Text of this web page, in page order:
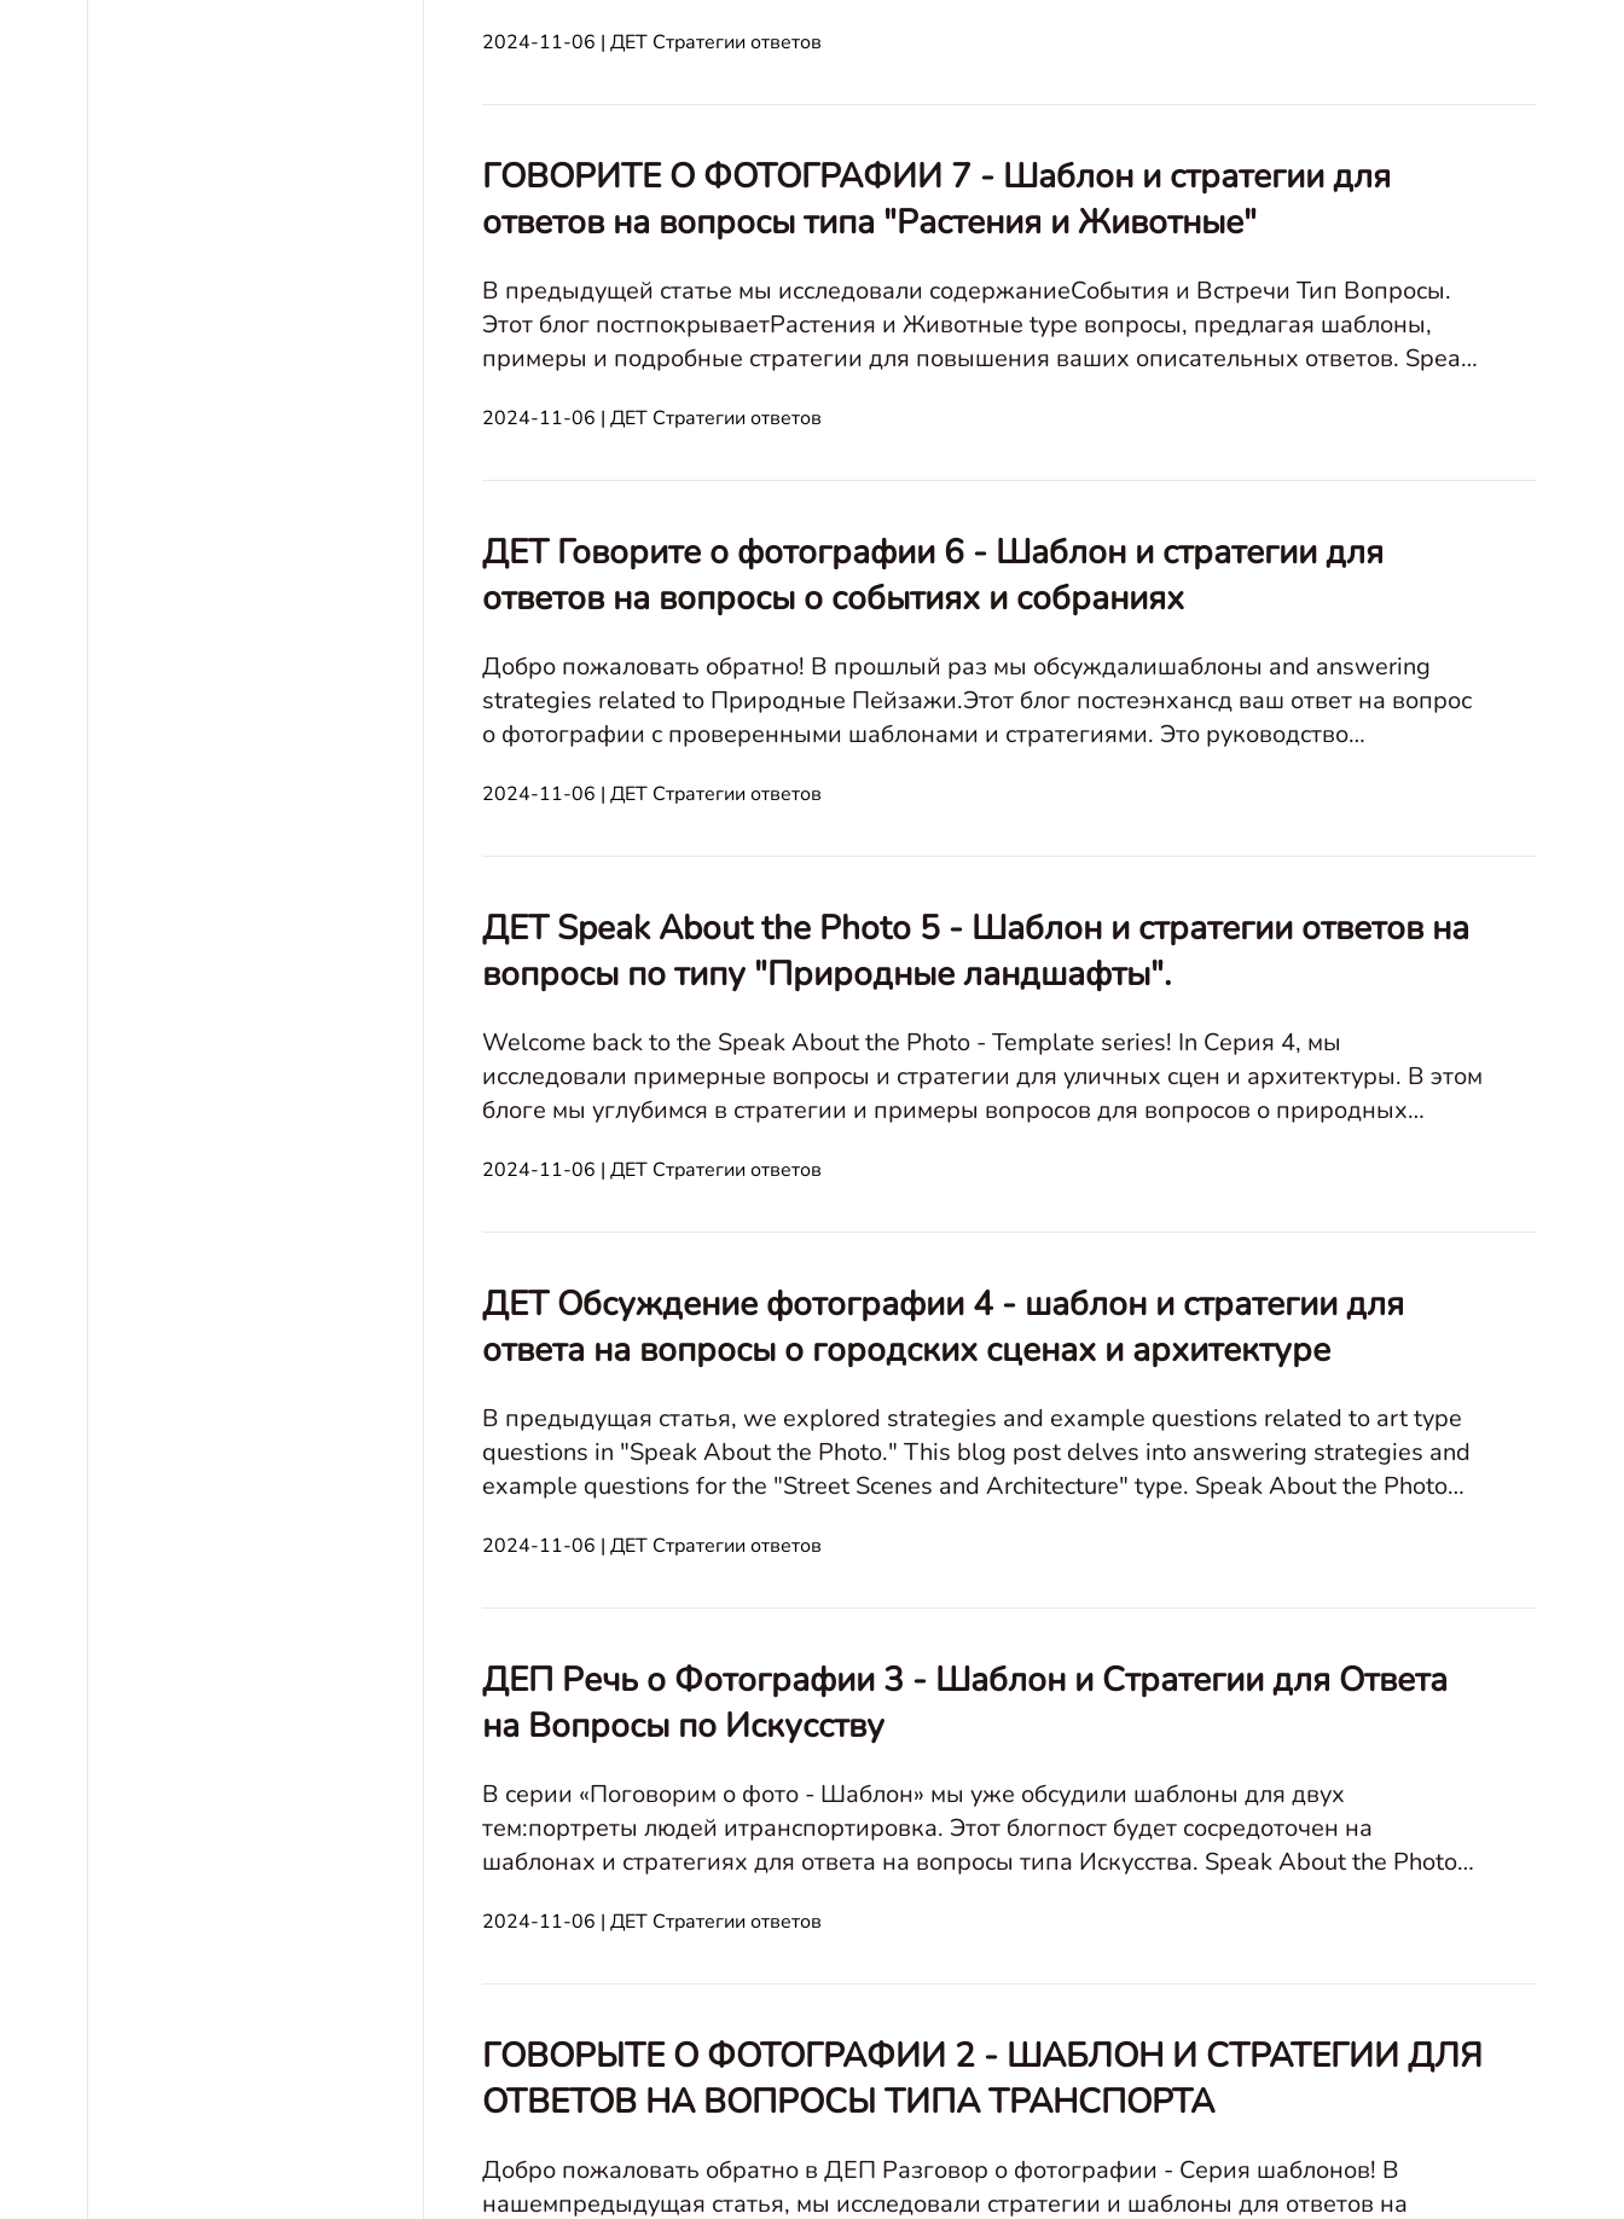
2024-11-06 | ДЕТ Стратегии ответов
ГОВОРИТЕ О ФОТОГРАФИИ 7 - Шаблон и стратегии для
ответов на вопросы типа "Растения и Животные"
В предыдущей статье мы исследовали содержаниеСобытия и Встречи Тип Вопросы.
Этот блог постпокрываетРастения и Животные type вопросы, предлагая шаблоны,
примеры и подробные стратегии для повышения ваших описательных ответов. Speak
2024-11-06 | ДЕТ Стратегии ответов
ДЕТ Говорите о фотографии 6 - Шаблон и стратегии для
ответов на вопросы о событиях и собраниях
Добро пожаловать обратно! В прошлый раз мы обсуждалишаблоны and answering
strategies related to Природные Пейзажи.Этот блог постеэнхансд ваш ответ на вопрос
о фотографии с проверенными шаблонами и стратегиями. Это руководство
2024-11-06 | ДЕТ Стратегии ответов
ДЕТ Speak About the Photo 5 - Шаблон и стратегии ответов на
вопросы по типу "Природные ландшафты".
Welcome back to the Speak About the Photo - Template series! In Серия 4, мы
исследовали примерные вопросы и стратегии для уличных сцен и архитектуры. В этом
блоге мы углубимся в стратегии и примеры вопросов для вопросов о природных
2024-11-06 | ДЕТ Стратегии ответов
ДЕТ Обсуждение фотографии 4 - шаблон и стратегии для
ответа на вопросы о городских сценах и архитектуре
В предыдущая статья, we explored strategies and example questions related to art type
questions in "Speak About the Photo." This blog post delves into answering strategies and
example questions for the "Street Scenes and Architecture" type. Speak About the Photo
2024-11-06 | ДЕТ Стратегии ответов
ДЕП Речь о Фотографии 3 - Шаблон и Стратегии для Ответа
на Вопросы по Искусству
В серии «Поговорим о фото - Шаблон» мы уже обсудили шаблоны для двух
тем:портреты людей итранспортировка. Этот блогпост будет сосредоточен на
шаблонах и стратегиях для ответа на вопросы типа Искусства. Speak About the Photo
2024-11-06 | ДЕТ Стратегии ответов
ГОВОРЫТЕ О ФОТОГРАФИИ 2 - ШАБЛОН И СТРАТЕГИИ ДЛЯ
ОТВЕТОВ НА ВОПРОСЫ ТИПА ТРАНСПОРТА
Добро пожаловать обратно в ДЕП Разговор о фотографии - Серия шаблонов! В
нашемпредыдущая статья, мы исследовали стратегии и шаблоны для ответов на